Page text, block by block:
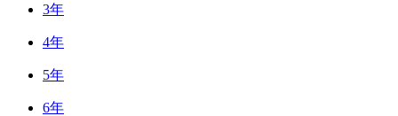
3年
4年
5年
6年